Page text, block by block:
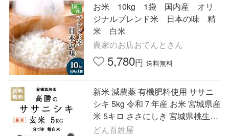
お米 10kg 1袋 国内産 オリ
ジナルブレンド米 日本の味 精
米 白米
農家のお店おてんとさん
5,780円 送料無料
新米 減農薬 有機肥料使用 ササニ
シキ 5kg 令和７年産 お米 宮城県産
米 5キロ ささにしき 宮城県桃生町
産 お米 玄米 分づき 精白米
どん百姓屋